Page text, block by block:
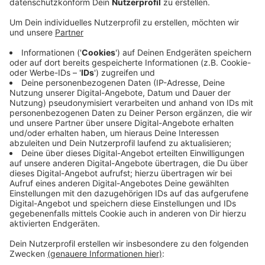
Ennepe-Ruhr: Die Drive-in-Station ist am Kreishaus
aufgebaut. Mit der stationären Einrichtung reagiert der
Kreis erneut auf die steigende Zahl notwendiger
Tests. Zufahrt erhält nur, wer die Testkriterien des
Robert-Koch-Instituts erfüllt und einen Termin hat.
Zu den Kriterien gehören eindeutige Symptome sowie
der Kontakt zu einem Infizierten oder der Aufenthalt in
einem Risikogebiet. An der Station führt der Weg auf
ein abgesperrtes Parkdeck. Dort erhalten die
Testpersonen ein Wattestäbchen und erledigen im
Auto den Abstrich im Rachen. Zum Schluss gibt es ein
Infoblatt mit Hinweisen was weiter geschieht. Morgen
geht die Station in Betrieb.